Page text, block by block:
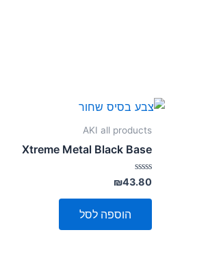
AKI all products
Xtreme Metal Black Base
דורג
0
מתוך
₪43.80
הוספה לסל